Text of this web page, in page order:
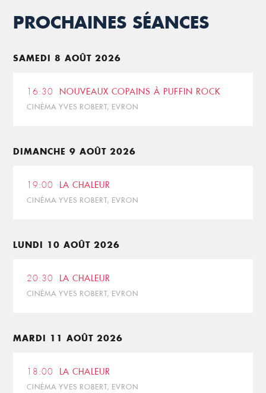
PROCHAINES SÉANCES
SAMEDI 8 AOÛT 2026
16:30 NOUVEAUX COPAINS À PUFFIN ROCK
CINÉMA YVES ROBERT, EVRON
DIMANCHE 9 AOÛT 2026
19:00 LA CHALEUR
CINÉMA YVES ROBERT, EVRON
LUNDI 10 AOÛT 2026
20:30 LA CHALEUR
CINÉMA YVES ROBERT, EVRON
MARDI 11 AOÛT 2026
18:00 LA CHALEUR
CINÉMA YVES ROBERT, EVRON